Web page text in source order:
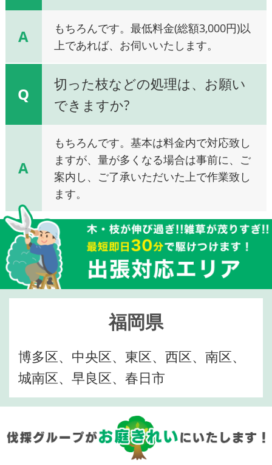
A
もちろんです。最低料金(総額3,000円)以
上であれば、お伺いいたします。
Q
切った枝などの処理は、お願い
できますか?
A
もちろんです。基本は料金内で対応致し
ますが、量が多くなる場合は事前に、ご
案内し、ご了承いただいた上で作業致し
ます。
福岡県
博多区、中央区、東区、西区、南区、
城南区、早良区、春日市